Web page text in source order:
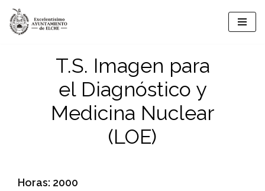
Saltar
T.S. Imagen para
el Diagnóstico y
Medicina Nuclear
(LOE)
Horas: 2000